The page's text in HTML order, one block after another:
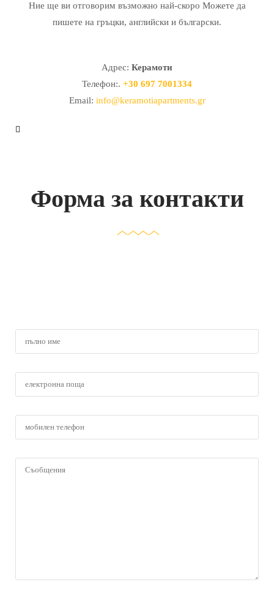
Ние ще ви отговорим възможно най-скоро Можете да
пишете на гръцки, английски и български.
Адрес: Керамоти
Телефон:. +30 697 7001334
Email: info@keramotiapartments.gr
Форма за контакти